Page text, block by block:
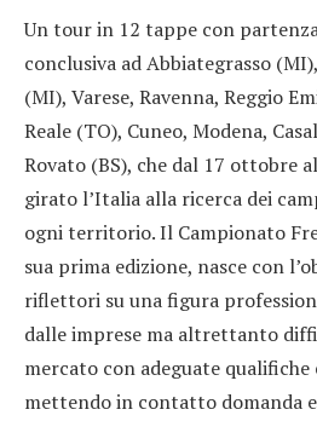
Un tour in 12 tappe con
conclusiva ad Abbiategrasso
(MI), Varese, Ravenna, Reggio
Reale (TO), Cuneo, Modena,
Rovato (BS), che dal 17 ottobre
girato l’Italia alla ricerca dei
ogni territorio. Il Campionato
sua prima edizione, nasce con
riflettori su una figura
dalle imprese ma altrettanto
mercato con adeguate qualifiche
mettendo in contatto domanda